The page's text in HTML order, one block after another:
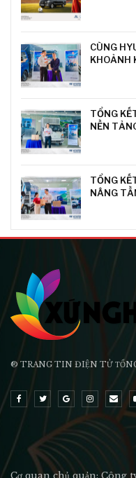
CÙNG
KHOẢNH
TỔNG
NỀN
TỔNG
NÂNG
® TRANG TIN ĐIỆN TỬ
Cơ quan chủ quản: Công